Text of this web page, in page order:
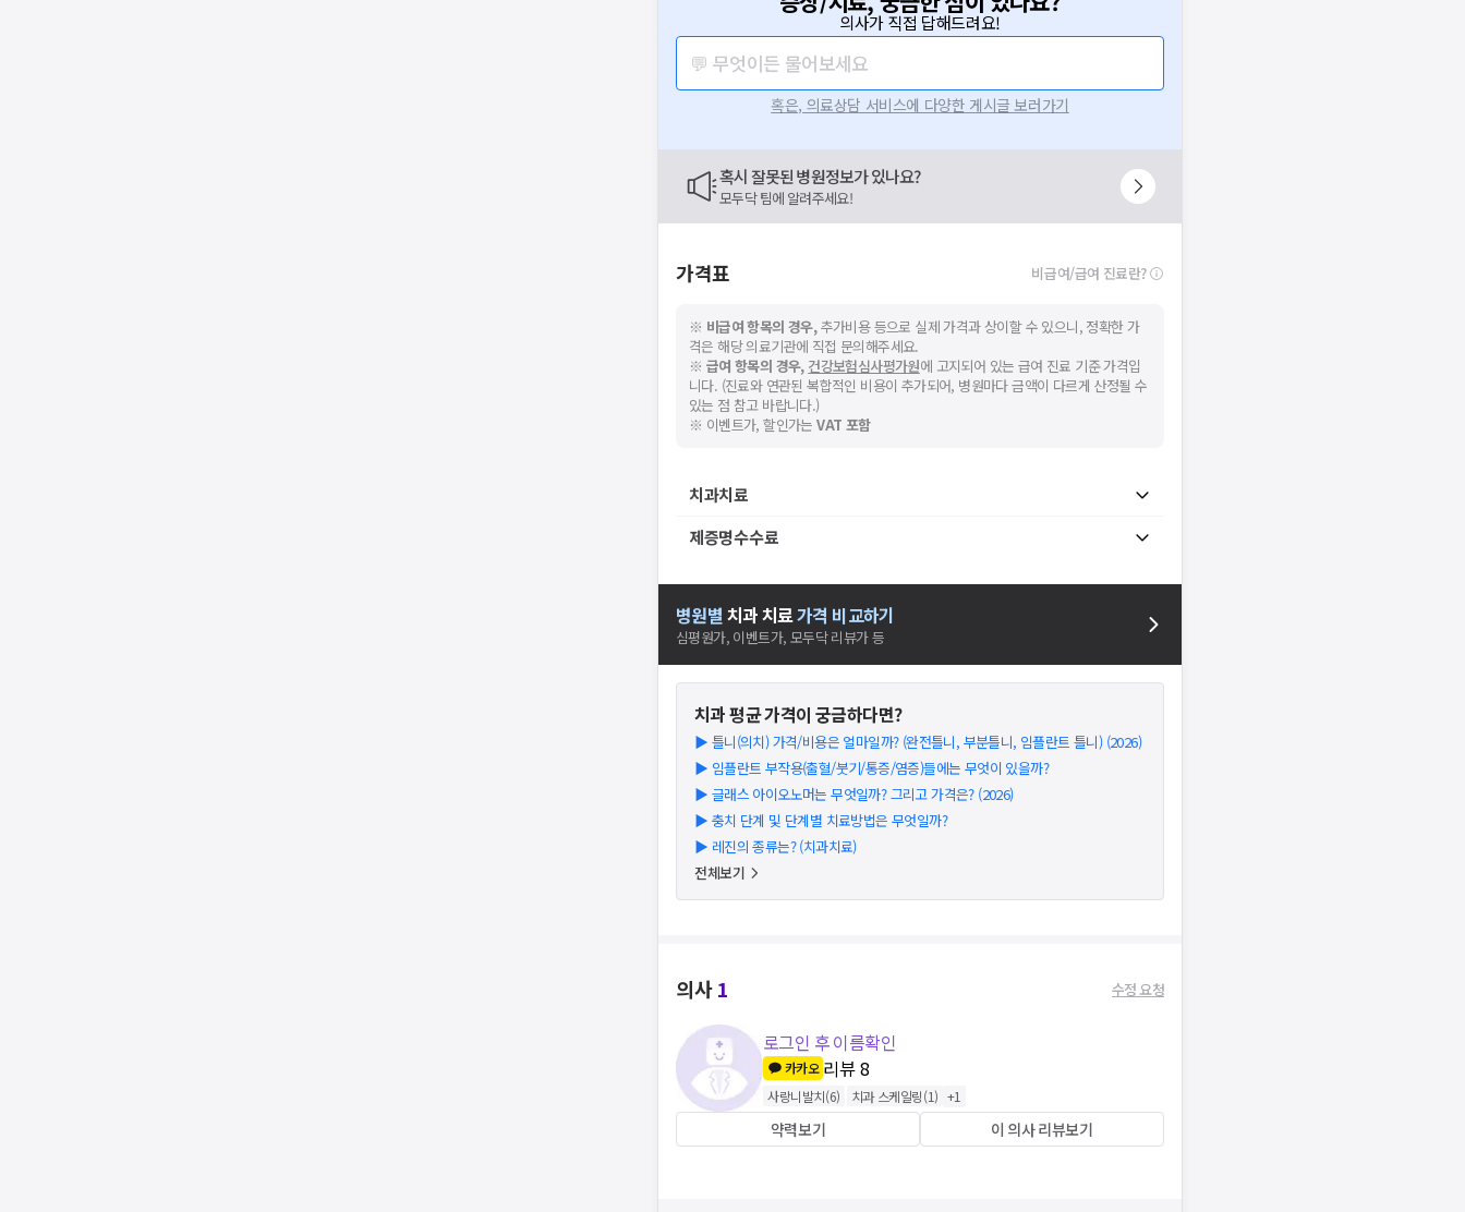
의사가 직접 답해드려요!
💬 무엇이든 물어보세요
혹은, 의료상담 서비스에 다양한 게시글 보러가기
혹시 잘못된 병원정보가 있나요?
모두닥 팀에 알려주세요!
가격표 비급여/급여 진료란?
※ 비급여 항목의 경우,추가비용 등으로 실제 가격과 상이할 수 있으니, 정확한 가
격은 해당 의료기관에 직접 문의해주세요.
※ 급여 항목의 경우, 건강보험심사평가원에 고지되어 있는 급여 진료 기준 가격입
니다. (진료와 연관된 복합적인 비용이 추가되어, 병원마다 금액이 다르게 산정될 수
있는 점 참고 바랍니다.)
※ 이벤트가, 할인가는VAT 포함
치과치료
제증명수수료
병원별 치과치료가격 비교하기
심평원가, 이벤트가, 모두닥 리뷰가 등
치과평균 가격이 궁금하다면?
▶ 틀니(의치) 가격/비용은 얼마일까? (완전틀니, 부분틀니, 임플란트 틀니) (2026)
▶ 임플란트 부작용(출혈/붓기/통증/염증)들에는 무엇이 있을까?
▶ 글래스 아이오노머는 무엇일까? 그리고 가격은? (2026)
▶ 충치 단계 및 단계별 치료방법은 무엇일까?
▶ 레진의 종류는? (치과치료)
전체보기
의사1 수정 요청
로그인 후 이름확인
카카오 리뷰8
사랑니발치(6) 치과 스케일링(1) +1
약력보기 이 의사 리뷰보기
요청하신 작업을 처리하지 못했습니다.
네트워크 또는 서버의 일시적인 오류로, 잠시 후 다시 시도해주세요.
지속적으로 문제가 발생할 경우 모두닥 채널톡으로 문의해주세요.
확인